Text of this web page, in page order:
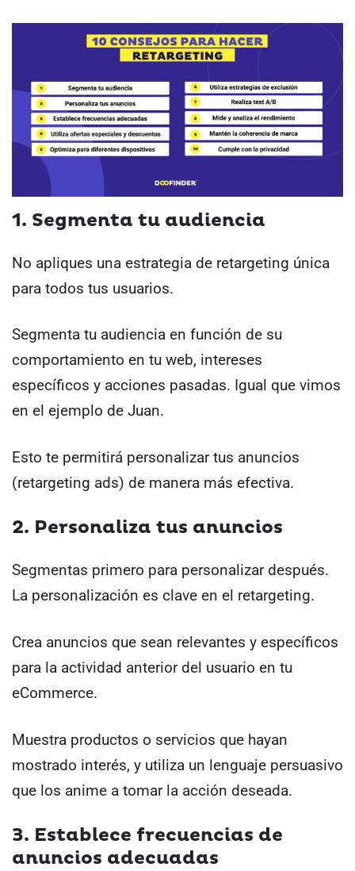
1. Segmenta tu audiencia
No apliques una estrategia de retargeting única
para todos tus usuarios.
Segmenta tu audiencia en función de su
comportamiento en tu web, intereses
específicos y acciones pasadas. Igual que vimos
en el ejemplo de Juan.
Esto te permitirá personalizar tus anuncios
(retargeting ads) de manera más efectiva.
2. Personaliza tus anuncios
Segmentas primero para personalizar después.
La personalización es clave en el retargeting.
Crea anuncios que sean relevantes y específicos
para la actividad anterior del usuario en tu
eCommerce.
Muestra productos o servicios que hayan
mostrado interés, y utiliza un lenguaje persuasivo
que los anime a tomar la acción deseada.
3. Establece frecuencias de
anuncios adecuadas